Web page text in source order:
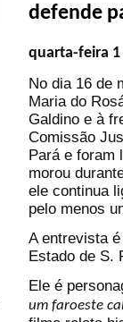
defende
quarta-feira
No dia 16 de
Maria do
Galdino e à
Comissão
Pará e foram
morou
ele continua
pelo menos
A entrevista
Estado de S.
Ele é
um faroeste